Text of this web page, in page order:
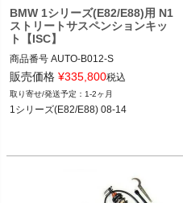
BMW 1シリーズ(E82/E88)用 N1
ストリートサスペンションキッ
ト【ISC】
商品番号 AUTO-B012-S
B012_S
12BMR"B012.S"
販売価格 ¥335,800税込
1-2ヶ月
1シリーズ(E82/E88) 08-14